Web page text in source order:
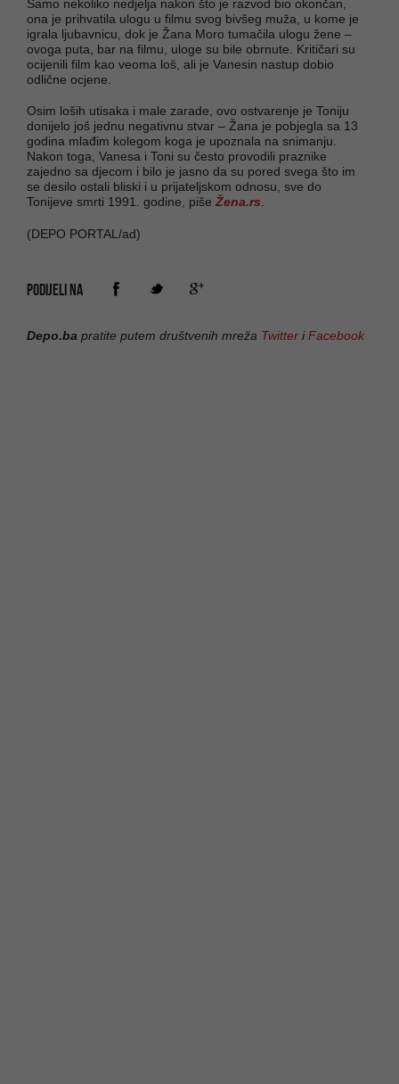
Samo nekoliko nedjelja nakon što je razvod bio okončan,
ona je prihvatila ulogu u filmu svog bivšeg muža, u kome je
igrala ljubavnicu, dok je Žana Moro tumačila ulogu žene –
ovoga puta, bar na filmu, uloge su bile obrnute. Kritičari su
ocijenili film kao veoma loš, ali je Vanesin nastup dobio
odlične ocjene.
Osim loših utisaka i male zarade, ovo ostvarenje je Toniju
donijelo još jednu negativnu stvar – Žana je pobjegla sa 13
godina mlađim kolegom koga je upoznala na snimanju.
Nakon toga, Vanesa i Toni su često provodili praznike
zajedno sa djecom i bilo je jasno da su pored svega što im
se desilo ostali bliski i u prijateljskom odnosu, sve do
Tonijeve smrti 1991. godine, piše Žena.rs
(DEPO PORTAL/ad)
PODIJELI NA
Depo.ba pratite putem društvenih mreža Twitter iFacebook